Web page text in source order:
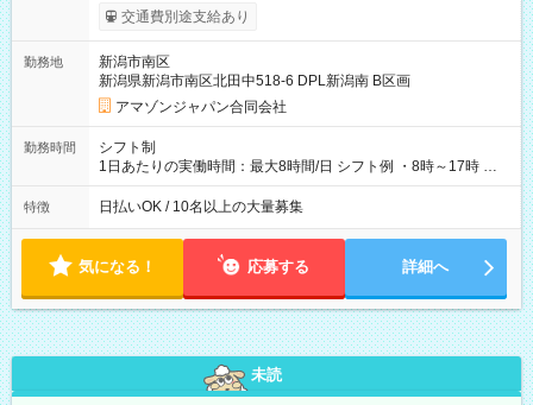
まで昇給の機会があります。 ■正社員登用制度あり ※月末締/翌
月25日支払い ※時間外手当、別途支給 ※深夜割増賃金 (22:00～
☆Amazon直雇用で安定して働けます！ 【試用期間】試用期間
あり 試用期間の長さ：1週間 雇用形態、給与は本採用時と同じ
です。
交通費別途支給あり
勤務地
新潟市南区
新潟県新潟市南区北田中518-6 DPL新潟南 B区画
アマゾンジャパン合同会社
勤務時間
シフト制
1日あたりの実働時間：最大8時間/日 シフト例 ・8時～17時 ・
12時～21時
特徴 日払いOK / 10名以上の大量募集
気になる！ 応募する 詳細へ
未読